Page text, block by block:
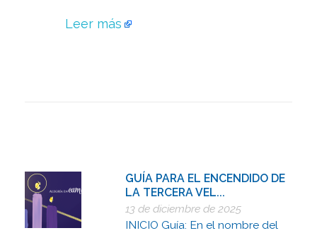
Leer más
GUÍA PARA EL ENCENDIDO DE
LA TERCERA VEL...
13 de diciembre de 2025
INICIO Guía: En el nombre del